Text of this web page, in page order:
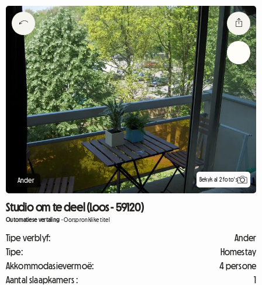
Ander Bekyk al 2 foto's
Studio om te deel (Loos - 59120)
Outomatiese vertaling -Oorspronklike titel
Tipe verblyf:
Ander
Tipe:
Homestay
Akkommodasievermoë:
4 persone
Aantal slaapkamers :
1